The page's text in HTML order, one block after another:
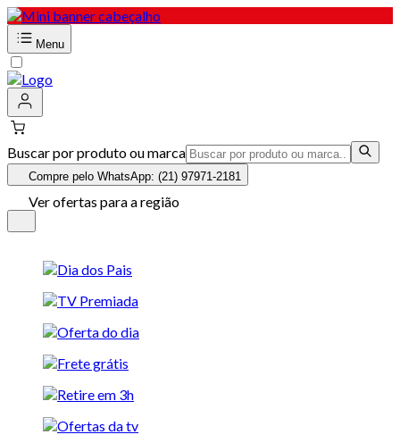
Menu
Buscar por produto ou marca
Compre pelo WhatsApp: (21) 97971-2181
Ver ofertas para a região